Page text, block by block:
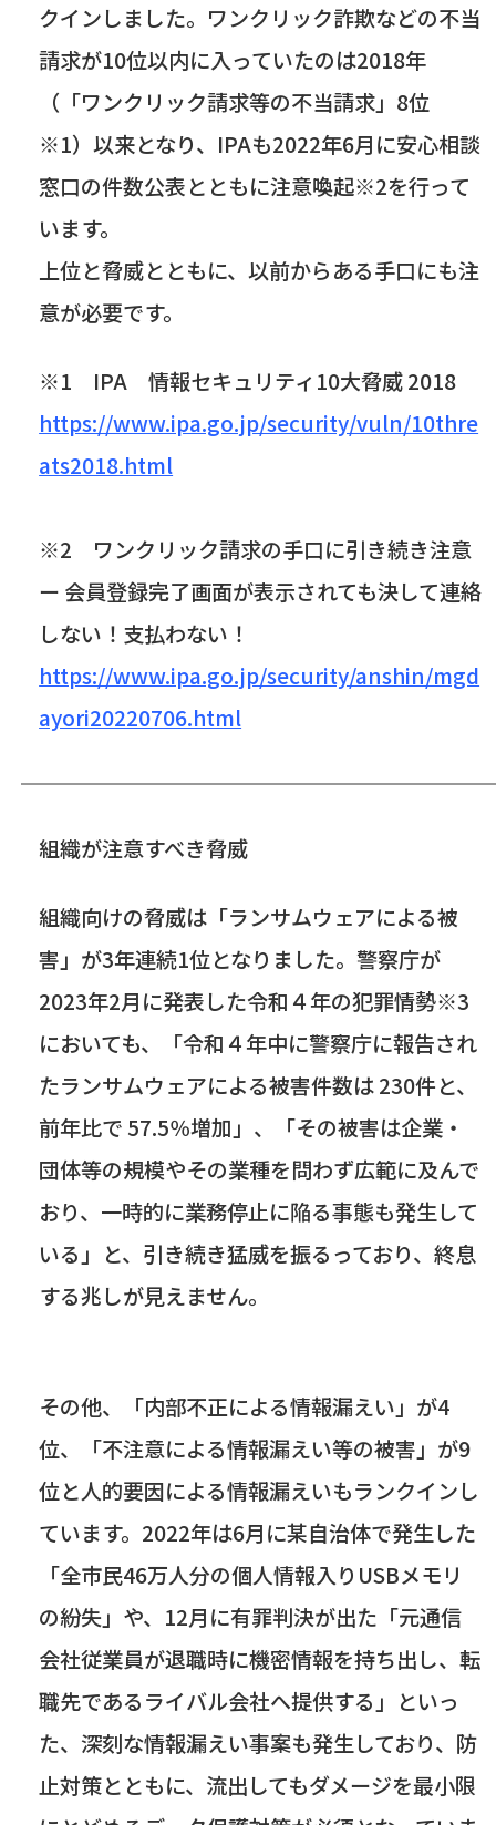
クインしました。ワンクリック詐欺などの不当
請求が10位以内に入っていたのは2018年
（「ワンクリック請求等の不当請求」 8位
※1）以来となり、 IPAも2022年6月に安心相談
窓口の件数公表とともに注意喚起※2を行って
います。
上位と脅威とともに、以前からある手口にも注
意が必要です。
※1 IPA 情報セキュリティ 10大脅威2018
https://www.ipa.go.jp/security/vuln/10thre
ats2018.html
※2 ワンクリック請求の手口に引き続き注意
ー 会員登録完了画面が表示されても決して連絡
しない！支払わない！
https://www.ipa.go.jp/security/anshin/mgd
ayori20220706.html
組織が注意すべき脅威
組織向けの脅威は「ランサムウェアによる被
害」が3年連続1位となりました。警察庁が
2023年2月に発表した令和４年の犯罪情勢※3
においても、「令和４年中に警察庁に報告され
たランサムウェアによる被害件数は230件と、
前年比で 57.5％増加」、「その被害は企業・
団体等の規模やその業種を問わず広範に及んで
おり、一時的に業務停止に陥る事態も発生して
いる」と、引き続き猛威を振るっており、終息
する兆しが見えません。
その他、「内部不正による情報漏えい」が4
位、「不注意による情報漏えい等の被害」が9
位と人的要因による情報漏えいもランクインし
ています。 2022年は6月に某自治体で発生した
「全市民46万人分の個人情報入り USBメモリ
の紛失」や、 12月に有罪判決が出た「元通信
会社従業員が退職時に機密情報を持ち出し、転
職先であるライバル会社へ提供する」といっ
た、深刻な情報漏えい事案も発生しており、防
止対策とともに、流出してもダメージを最小限